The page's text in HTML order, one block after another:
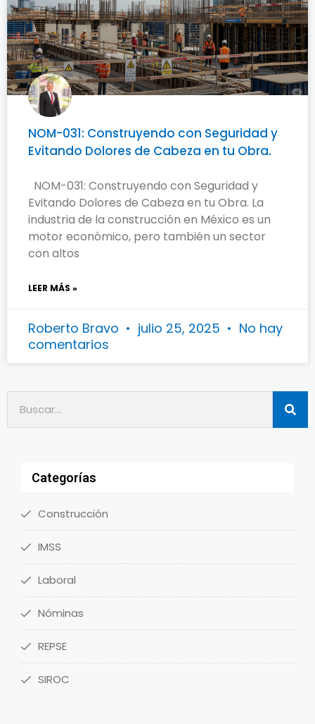
NOM-031: Construyendo con Seguridad y
Evitando Dolores de Cabeza en tu Obra.
NOM-031: Construyendo con Seguridad y
Evitando Dolores de Cabeza en tu Obra. La
industria de la construcción en México es un
motor económico, pero también un sector
con altos
LEER MÁS »
Roberto Bravo julio 25, 2025
No hay
comentarios
Categorías
Construcción
IMSS
Laboral
Nóminas
REPSE
SIROC